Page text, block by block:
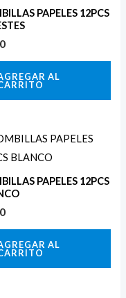
PAPELES 12PCS
AL
PAPELES 12PCS
AL